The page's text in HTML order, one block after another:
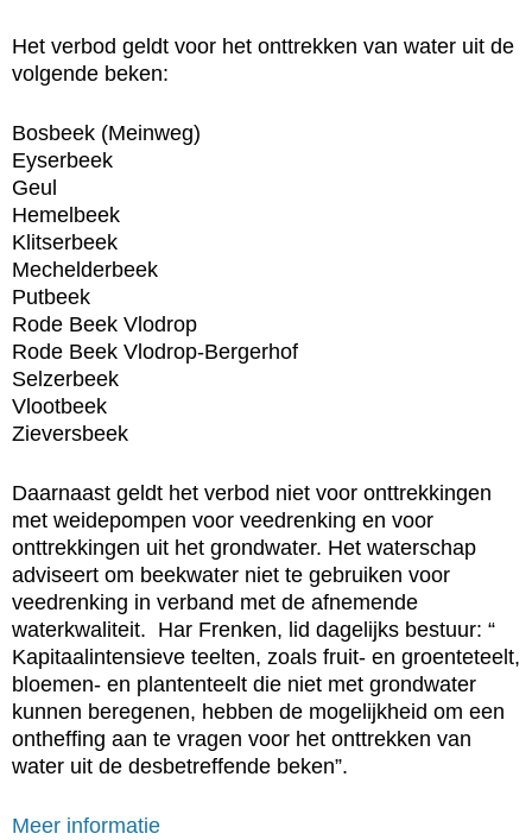
Het verbod geldt voor het onttrekken van water uit de
volgende beken:
Bosbeek (Meinweg)
Eyserbeek
Geul
Hemelbeek
Klitserbeek
Mechelderbeek
Putbeek
Rode Beek Vlodrop
Rode Beek Vlodrop-Bergerhof
Selzerbeek
Vlootbeek
Zieversbeek
Daarnaast geldt het verbod niet voor onttrekkingen
met weidepompen voor veedrenking en voor
onttrekkingen uit het grondwater. Het waterschap
adviseert om beekwater niet te gebruiken voor
veedrenking in verband met de afnemende
waterkwaliteit. Har Frenken, lid dagelijks bestuur: “
Kapitaalintensieve teelten, zoals fruit- en groenteteelt,
bloemen- en plantenteelt die niet met grondwater
kunnen beregenen, hebben de mogelijkheid om een
ontheffing aan te vragen voor het onttrekken van
water uit de desbetreffende beken”.
Meer informatie